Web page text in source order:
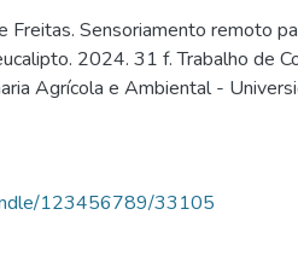
Freitas. Sensoriamento remoto
2024. 31 f. Trabalho de
Agrícola e Ambiental -
123456789/33105